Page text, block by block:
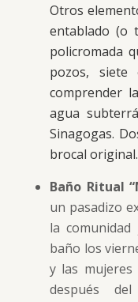
Otros
entablado (o
policromada
pozos,
comprender
agua
Sinagogas.
brocal
Baño Ritual
un pasadizo
la
baño los
y las mujeres
después